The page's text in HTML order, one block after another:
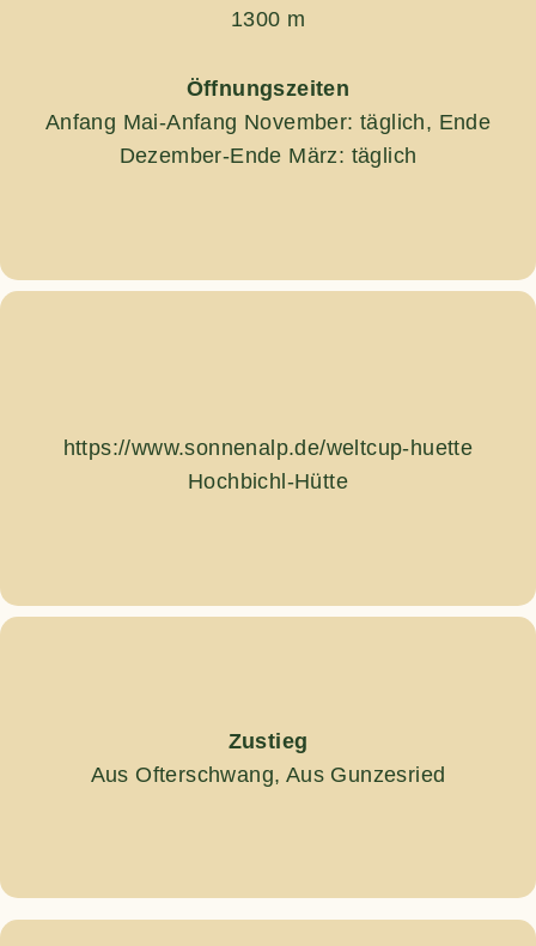
1300 m
Öffnungszeiten
Anfang Mai-Anfang November: täglich, Ende
Dezember-Ende März: täglich
https://www.sonnenalp.de/weltcup-huette
Hochbichl-Hütte
Zustieg
Aus Ofterschwang, Aus Gunzesried